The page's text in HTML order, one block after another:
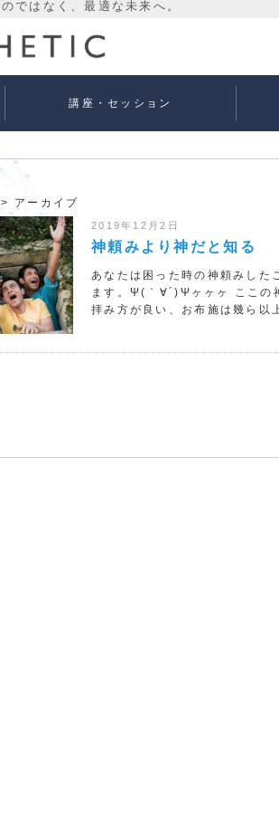
講座・セッション
> アーカイブ
2019年12月2日
神頼みより神だと知る
あなたは困った時の神頼みした
ます。Ψ(｀∀´)Ψヶヶヶ ここの
拝み方が良い、お布施は幾ら